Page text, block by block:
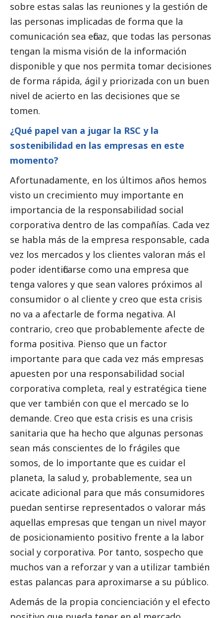
sobre estas salas las reuniones y la gestión de
las personas implicadas de forma que la
comunicación sea eficaz, que todas las personas
tengan la misma visión de la información
disponible y que nos permita tomar decisiones
de forma rápida, ágil y priorizada con un buen
nivel de acierto en las decisiones que se
tomen.
¿Qué papel van a jugar la RSC y la
sostenibilidad en las empresas en este
momento?
Afortunadamente, en los últimos años hemos
visto un crecimiento muy importante en
importancia de la responsabilidad social
corporativa dentro de las compañías. Cada vez
se habla más de la empresa responsable, cada
vez los mercados y los clientes valoran más el
poder identificarse como una empresa que
tenga valores y que sean valores próximos al
consumidor o al cliente y creo que esta crisis
no va a afectarle de forma negativa. Al
contrario, creo que probablemente afecte de
forma positiva. Pienso que un factor
importante para que cada vez más empresas
apuesten por una responsabilidad social
corporativa completa, real y estratégica tiene
que ver también con que el mercado se lo
demande. Creo que esta crisis es una crisis
sanitaria que ha hecho que algunas personas
sean más conscientes de lo frágiles que
somos, de lo importante que es cuidar el
planeta, la salud y, probablemente, sea un
acicate adicional para que más consumidores
puedan sentirse representados o valorar más
aquellas empresas que tengan un nivel mayor
de posicionamiento positivo frente a la labor
social y corporativa. Por tanto, sospecho que
muchos van a reforzar y van a utilizar también
estas palancas para aproximarse a su público.
Además de la propia concienciación y el efecto